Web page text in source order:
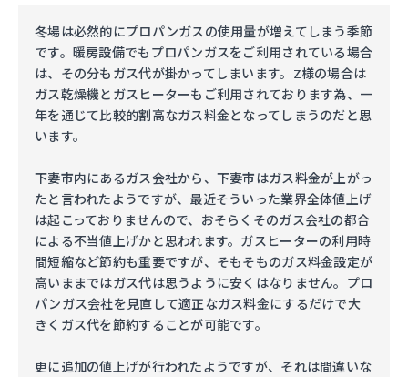
冬場は必然的にプロパンガスの使用量が増えてしまう季節
です。暖房設備でもプロパンガスをご利用されている場合
は、その分もガス代が掛かってしまいます。Z様の場合は
ガス乾燥機とガスヒーターもご利用されております為、一
年を通じて比較的割高なガス料金となってしまうのだと思
います。
下妻市内にあるガス会社から、下妻市はガス料金が上がっ
たと言われたようですが、最近そういった業界全体値上げ
は起こっておりませんので、おそらくそのガス会社の都合
による不当値上げかと思われます。ガスヒーターの利用時
間短縮など節約も重要ですが、そもそものガス料金設定が
高いままではガス代は思うように安くはなりません。プロ
パンガス会社を見直して適正なガス料金にするだけで大
きくガス代を節約することが可能です。
更に追加の値上げが行われたようですが、それは間違いな